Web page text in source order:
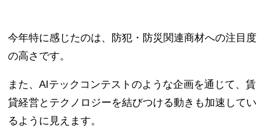
今年特に感じたのは、防犯・防災関連商材への注目度
の高さです。
また、AIテックコンテストのような企画を通じて、賃
貸経営とテクノロジーを結びつける動きも加速してい
るように見えます。